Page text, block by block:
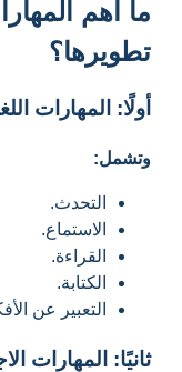
ما أهم
تطويرها؟
أولًا: المهارات
وتشمل:
التحدث.
الاستماع.
القراءة.
الكتابة.
التعبير عن
ثانيًا: المهارات